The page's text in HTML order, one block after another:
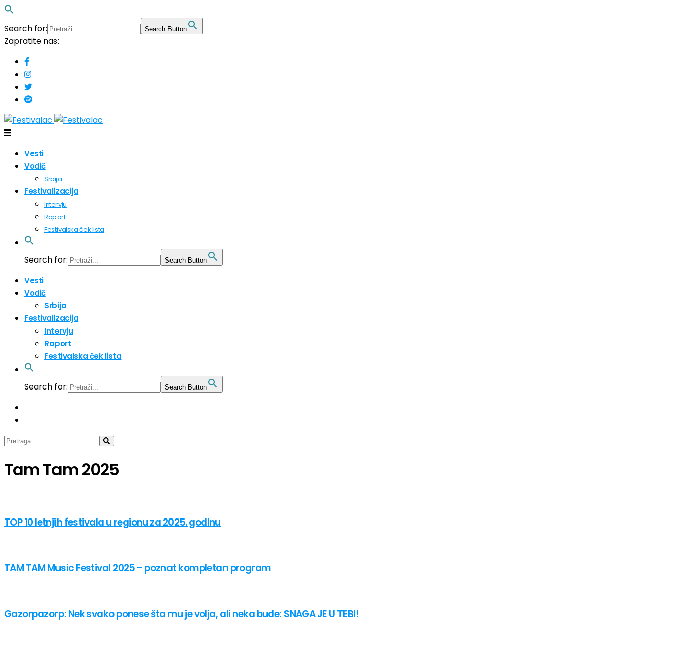
Search for: Search Button
Zapratite nas:
Vesti
Vodič
Srbija
Festivalizacija
Intervju
Raport
Festivalska ček lista
Search for: Search Button
Vesti
Vodič
Srbija
Festivalizacija
Intervju
Raport
Festivalska ček lista
Search for: Search Button
Tam Tam 2025
TOP 10 letnjih festivala u regionu za 2025. godinu
TAM TAM Music Festival 2025 – poznat kompletan program
Gazorpazorp: Nek svako ponese šta mu je volja, ali neka bude: SNAGA JE U TEBI!